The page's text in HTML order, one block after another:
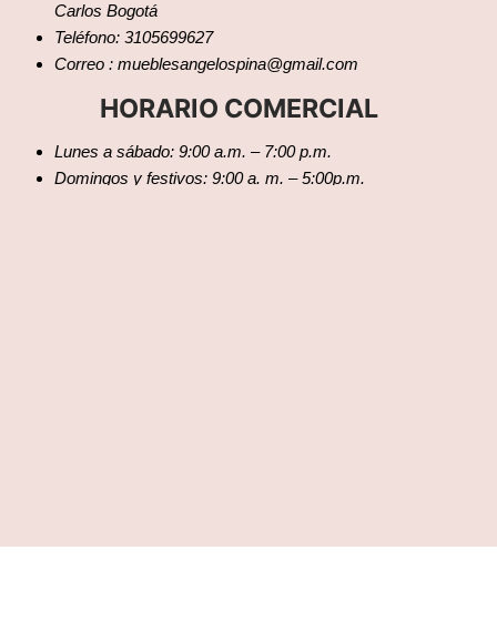
Carlos Bogotá
Teléfono: 3105699627
Correo : mueblesangelospina@gmail.com
HORARIO COMERCIAL
Lunes a sábado: 9:00 a.m. – 7:00 p.m.
Domingos y festivos: 9:00 a. m. – 5:00p.m.